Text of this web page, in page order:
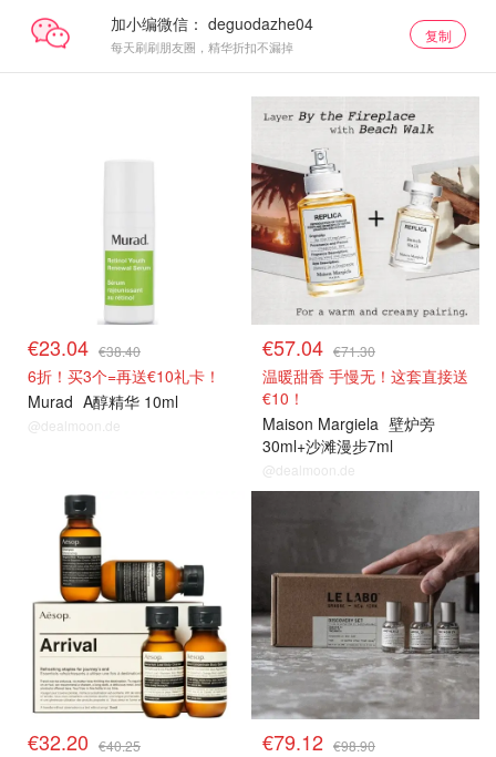
加小编微信：
每天刷刷朋友圈，精华折扣不漏掉
复制
€23.04 €38.40
6折！买3个=再送€10礼卡！
Murad A醇精华 10ml
@dealmoon.de
€57.04 €71.30
温暖甜香 手慢无！这套直接送
€10！
Maison Margiela 壁炉旁
30ml+沙滩漫步7ml
@dealmoon.de
€32.20 €40.25 €79.12 €98.90